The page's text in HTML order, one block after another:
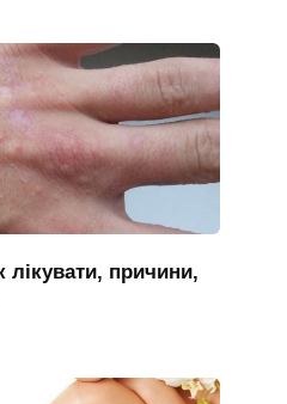
лікувати, причини,